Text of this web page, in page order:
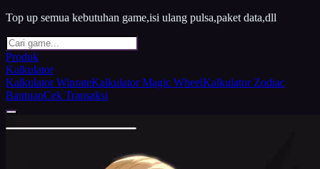
Top up semua kebutuhan game,isi ulang pulsa,paket data,dll
Produk
Kalkulator
Kalkulator WinrateKalkulator Magic WheelKalkulator Zodiac
BantuanCek Transaksi